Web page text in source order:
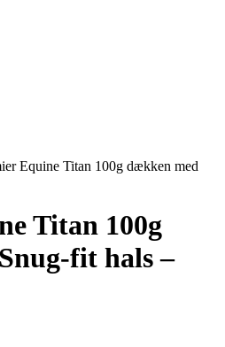
Equine Titan 100g dækken med
Titan 100g
fit hals –